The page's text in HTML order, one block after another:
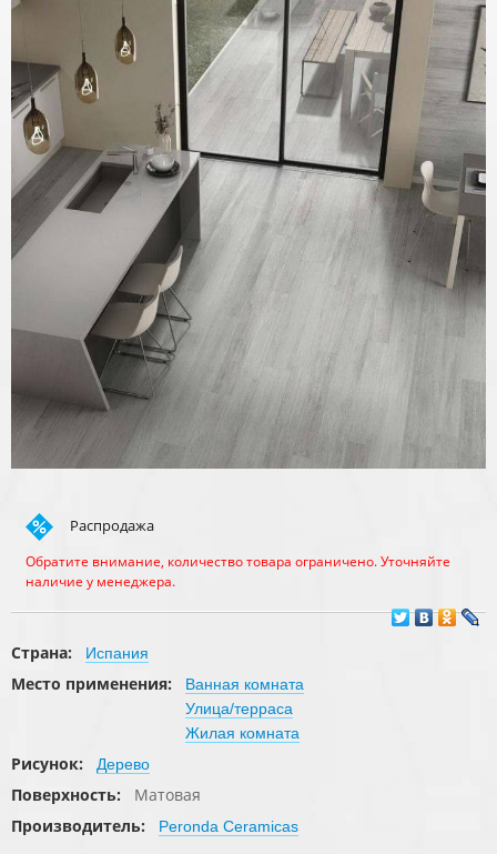
Распродажа
Обратите внимание, количество товара ограничено. Уточняйте
наличие у менеджера.
Страна: Испания
Место применения:
Ванная комната
Улица/терраса
Жилая комната
Рисунок: Дерево
Поверхность:
Матовая
Производитель:
Peronda Ceramicas